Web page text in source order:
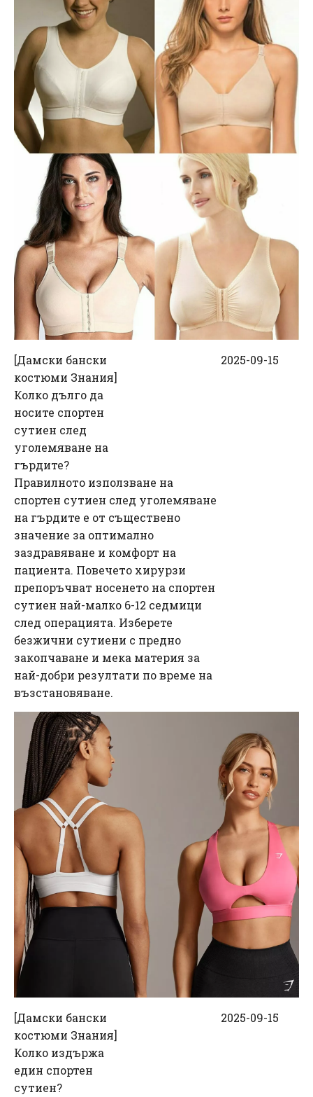
[Дамски бански
костюми Знания]
Колко дълго да
носите спортен
сутиен след
уголемяване на
гърдите?
Правилното използване на
спортен сутиен след уголемяване
на гърдите е от съществено
значение за оптимално
заздравяване и комфорт на
пациента. Повечето хирурзи
препоръчват носенето на спортен
сутиен най-малко 6-12 седмици
след операцията. Изберете
безжични сутиени с предно
закопчаване и мека материя за
най-добри резултати по време на
възстановяване.
2025-09-15
[Дамски бански
костюми Знания]
Колко издържа
един спортен
сутиен?
2025-09-15